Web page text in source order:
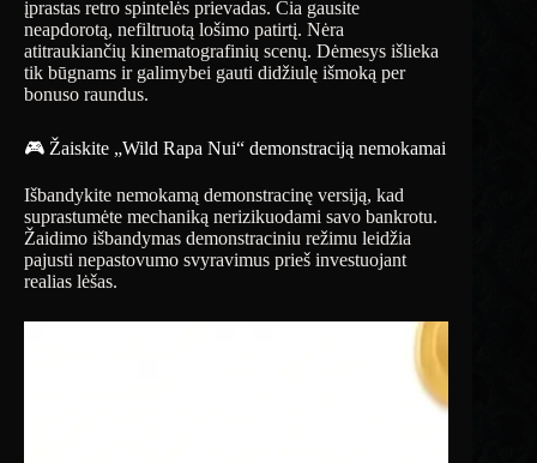
įprastas retro spintelės prievadas. Čia gausite
neapdorotą, nefiltruotą lošimo patirtį. Nėra
atitraukiančių kinematografinių scenų. Dėmesys išlieka
tik būgnams ir galimybei gauti didžiulę išmoką per
bonuso raundus.
🎮 Žaiskite „Wild Rapa Nui“ demonstraciją nemokamai
Išbandykite nemokamą demonstracinę versiją, kad
suprastumėte mechaniką nerizikuodami savo bankrotu.
Žaidimo išbandymas demonstraciniu režimu leidžia
pajusti nepastovumo svyravimus prieš investuojant
realias lėšas.